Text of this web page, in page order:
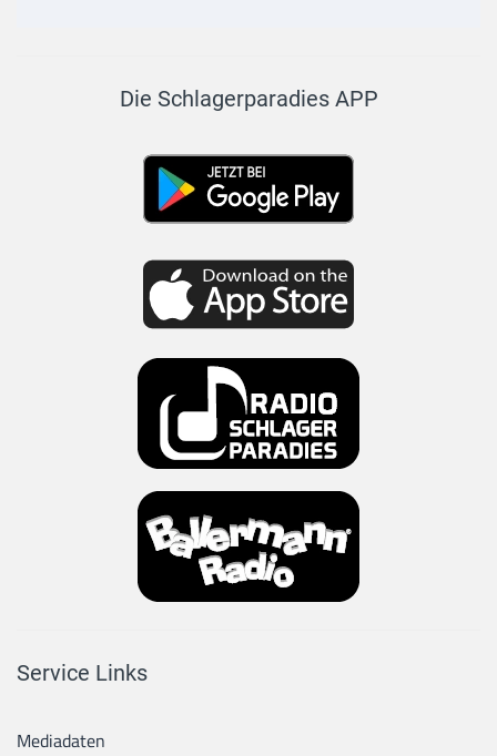
Die Schlagerparadies APP
Service Links
Mediadaten